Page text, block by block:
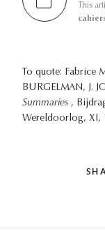
This
To quote: Fabrice
BURGELMAN, J.
Summaries ,
Wereldoorlog, XI,